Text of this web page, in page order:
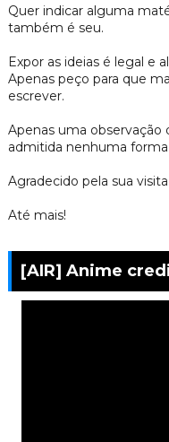
Quer indicar alguma
também é seu.
Expor as ideias é legal e
Apenas peço para que
escrever.
Apenas uma observação
admitida nenhuma
Agradecido pela sua
Até mais!
[AIR] Anime